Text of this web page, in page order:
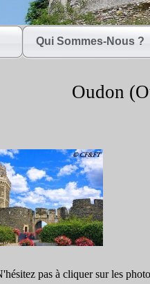
Qui Sommes-Nous ?
Oudon
pas à cliquer sur les